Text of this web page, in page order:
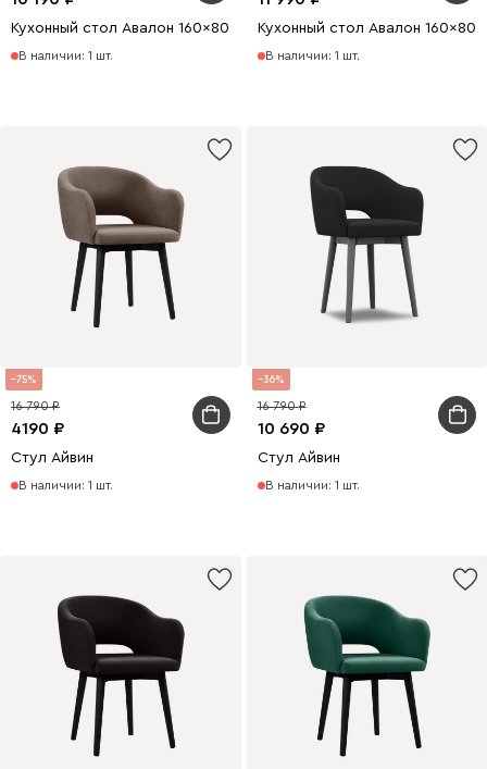
Кухонный стол Авалон 160x80 раскладной Белый/Натуральный
В наличии: 1 шт.
Кухонный стол Авалон
В наличии: 1 шт.
75
4190
16 790
Стул Айвин
В наличии: 1 шт.
36
10 690
16 790
Стул Айвин
В наличии: 1 шт.